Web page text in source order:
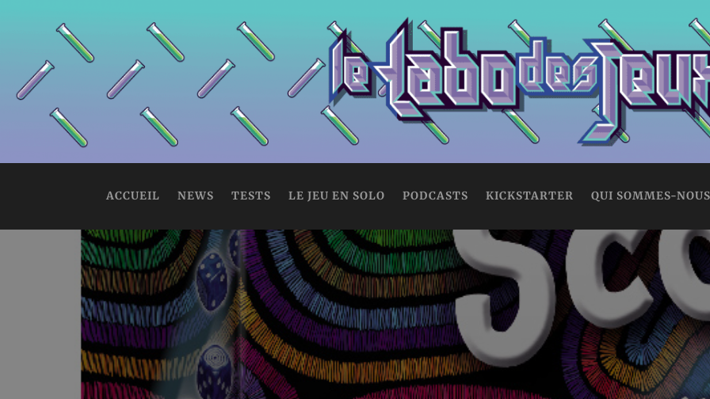
ACCUEIL NEWS TESTS LE JEU EN SOLO PODCASTS KICKSTARTER QUI SOMMES-